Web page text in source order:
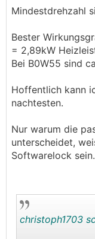
8er: 120 Hz
4er: 80 Hz
Wenn ich jetzt
Mindestdrehzahl
Bester
= 2,89kW
Bei B0W55 sind
Hoffentlich kann
nachtesten.
Nur warum die
unterscheidet,
Softwarelock sein.
christoph1703